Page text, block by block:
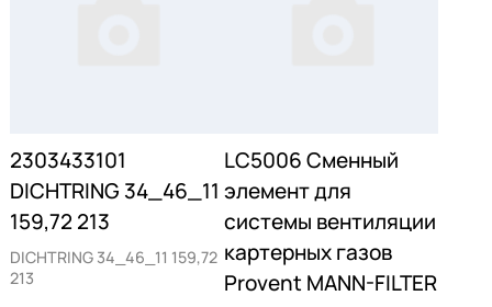
2303433101
DICHTRING 34_46_11
159,72 213
DICHTRING 34_46_11 159,72
213
LC5006 Сменный
элемент для
системы вентиляции
картерных газов
Provent MANN-FILTER